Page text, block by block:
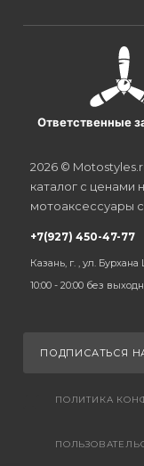
Ответственные
2026 ©
каталог с ценами
мотоаксессуары
+7(927) 450-47-77
Казань, г. , ул.
10:00 - 20:00 без
ПОДПИСАТЬСЯ
ПОЛИТИКА